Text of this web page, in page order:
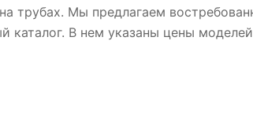
трубах. Мы предлагаем
В нем указаны цены